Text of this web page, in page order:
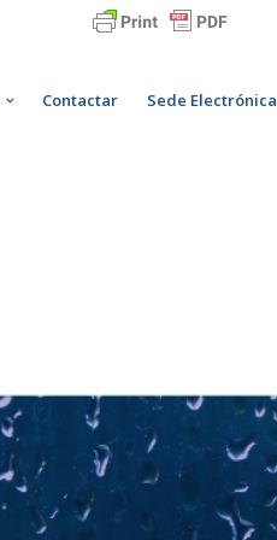
Contactar Sede Electrónica